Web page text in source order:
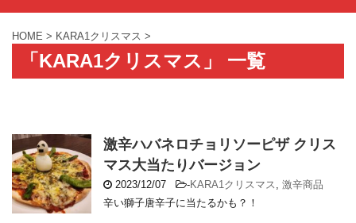
HOME > KARA1クリスマス >
「KARA1クリスマス」 一覧
激辛ハバネロチョリソーピザ クリス
マス大当たりバージョン
2023/12/07 -KARA1クリスマス , 激辛商品
辛い獅子唐辛子に当たるかも？！